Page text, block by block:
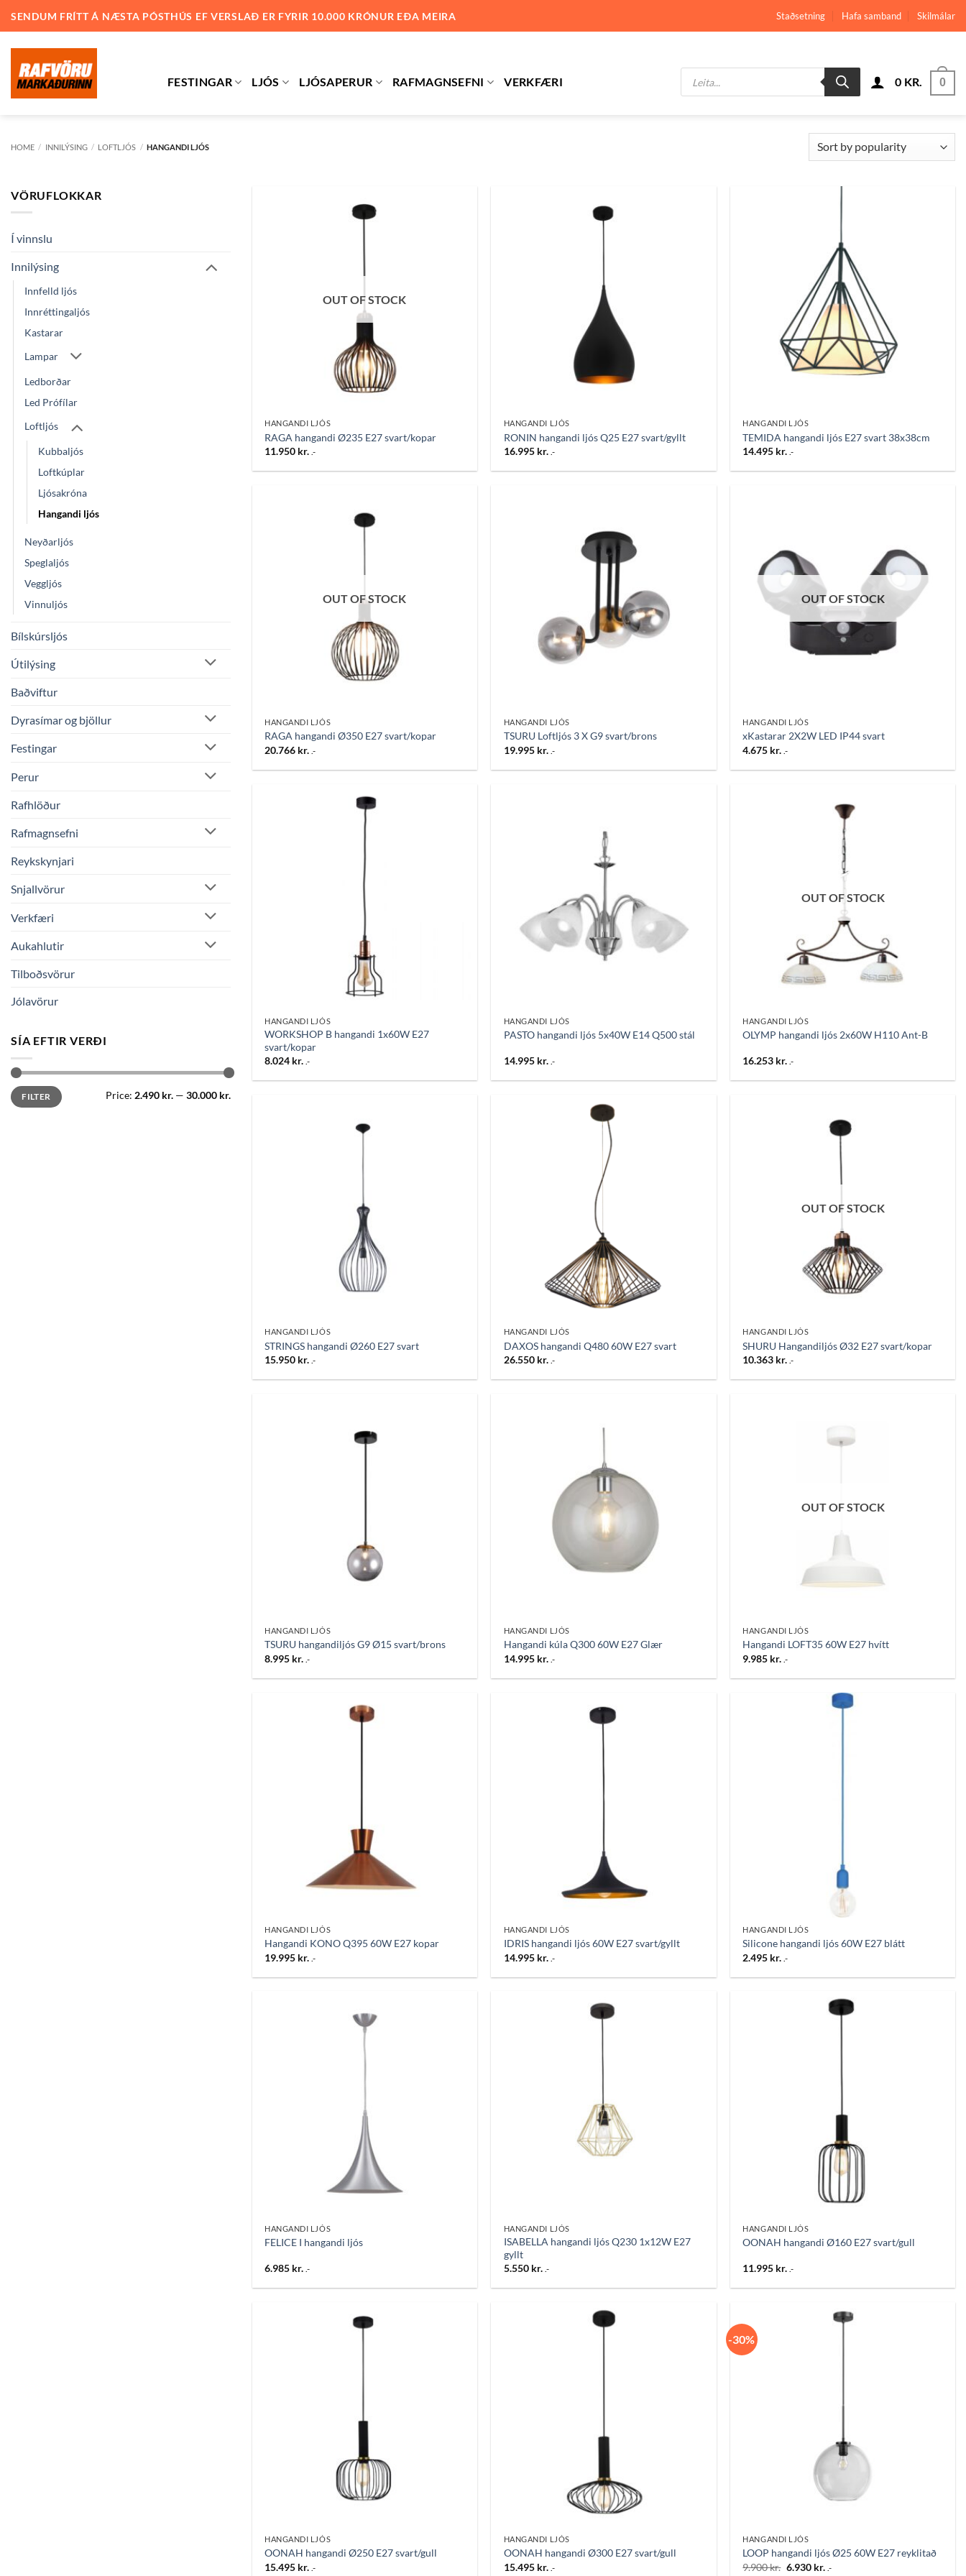
SENDUM FRÍTT Á NÆSTA PÓSTHÚS EF VERSLAÐ ER FYRIR 10.000 KRÓNUR EÐA MEIRA Staðsetning Hafa samband Skilmálar
FESTINGAR LJÓS LJÓSAPERUR RAFMAGNSEFNI VERKFÆRI
Products
search
0 KR. 0
HOME / INNILÝSING / LOFTLJÓS / HANGANDI LJÓS
VÖRUFLOKKAR
Í vinnslu
Innilýsing
Innfelld ljós
Innréttingaljós
Kastarar
Lampar
Ledborðar
Led Prófílar
Loftljós
Kubbaljós
Loftkúplar
Ljósakróna
Hangandi ljós
Neyðarljós
Speglaljós
Veggljós
Vinnuljós
Bílskúrsljós
Útilýsing
Baðviftur
Dyrasímar og bjöllur
Festingar
Perur
Rafhlöður
Rafmagnsefni
Reykskynjari
Snjallvörur
Verkfæri
Aukahlutir
Tilboðsvörur
Jólavörur
SÍA EFTIR VERÐI
Min
price
Max
priceFILTER Price: 2.490 kr. — 30.000 kr.
OUT OF STOCK
HANGANDI LJÓS
RAGA hangandi Ø235 E27 svart/kopar
11.950 kr. .-
HANGANDI LJÓS
RONIN hangandi ljós Q25 E27 svart/gyllt
16.995 kr. .-
HANGANDI LJÓS
TEMIDA hangandi ljós E27 svart 38x38cm
14.495 kr. .-
OUT OF STOCK
HANGANDI LJÓS
RAGA hangandi Ø350 E27 svart/kopar
20.766 kr. .-
HANGANDI LJÓS
TSURU Loftljós 3 X G9 svart/brons
19.995 kr. .-
OUT OF STOCK
HANGANDI LJÓS
xKastarar 2X2W LED IP44 svart
4.675 kr. .-
HANGANDI LJÓS
WORKSHOP B hangandi 1x60W E27
svart/kopar
8.024 kr. .-
HANGANDI LJÓS
PASTO hangandi ljós 5x40W E14 Q500 stál
14.995 kr. .-
OUT OF STOCK
HANGANDI LJÓS
OLYMP hangandi ljós 2x60W H110 Ant-B
16.253 kr. .-
HANGANDI LJÓS
STRINGS hangandi Ø260 E27 svart
15.950 kr. .-
HANGANDI LJÓS
DAXOS hangandi Q480 60W E27 svart
26.550 kr. .-
OUT OF STOCK
HANGANDI LJÓS
SHURU Hangandiljós Ø32 E27 svart/kopar
10.363 kr. .-
HANGANDI LJÓS
TSURU hangandiljós G9 Ø15 svart/brons
8.995 kr. .-
HANGANDI LJÓS
Hangandi kúla Q300 60W E27 Glær
14.995 kr. .-
OUT OF STOCK
HANGANDI LJÓS
Hangandi LOFT35 60W E27 hvítt
9.985 kr. .-
HANGANDI LJÓS
Hangandi KONO Q395 60W E27 kopar
19.995 kr. .-
HANGANDI LJÓS
IDRIS hangandi ljós 60W E27 svart/gyllt
14.995 kr. .-
HANGANDI LJÓS
Silicone hangandi ljós 60W E27 blátt
2.495 kr. .-
HANGANDI LJÓS
FELICE I hangandi ljós
6.985 kr. .-
HANGANDI LJÓS
ISABELLA hangandi ljós Q230 1x12W E27
gyllt
5.550 kr. .-
HANGANDI LJÓS
OONAH hangandi Ø160 E27 svart/gull
11.995 kr. .-
HANGANDI LJÓS
OONAH hangandi Ø250 E27 svart/gull
15.495 kr. .-
HANGANDI LJÓS
OONAH hangandi Ø300 E27 svart/gull
15.495 kr. .-
-30%
HANGANDI LJÓS
LOOP hangandi ljós Ø25 60W E27 reyklitað
9.900kr. Original
6.930 kr. Current
.-